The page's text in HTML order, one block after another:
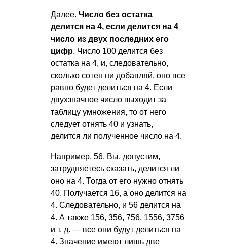
Далее. Число без остатка
делится на 4, если делится на 4
число из двух последних его
цифр. Число 100 делится без
остатка на 4, и, следовательно,
сколько сотен ни добавляй, оно все
равно будет делиться на 4. Если
двухзначное число выходит за
таблицу умножения, то от него
следует отнять 40 и узнать,
делится ли полученное число на 4.
Например, 56. Вы, допустим,
затрудняетесь сказать, делится ли
оно на 4. Тогда от его нужно отнять
40. Получается 16, а оно делится на
4. Следовательно, и 56 делится на
4. А также 156, 356, 756, 1556, 3756
и т. д. — все они будут делиться на
4. Значение имеют лишь две